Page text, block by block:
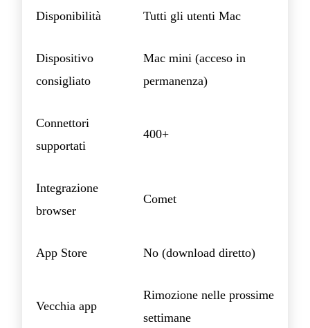
Disponibilità Tutti gli utenti Mac
Dispositivo
consigliato
Mac mini (acceso in
permanenza)
Connettori
supportati
400+
Integrazione
browser
Comet
App Store No (download diretto)
Vecchia app
Rimozione nelle prossime
settimane